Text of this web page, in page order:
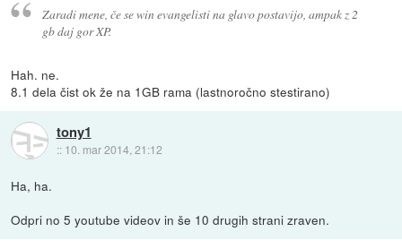
Zaradi mene, če se win evangelisti na glavo postavijo, ampak z 2
gb daj gor XP.
Hah. ne.
8.1 dela čist ok že na 1GB rama (lastnoročno stestirano)
tony1
:: 10. mar 2014, 21:12
Ha, ha.
Odpri no 5 youtube videov in še 10 drugih strani zraven.